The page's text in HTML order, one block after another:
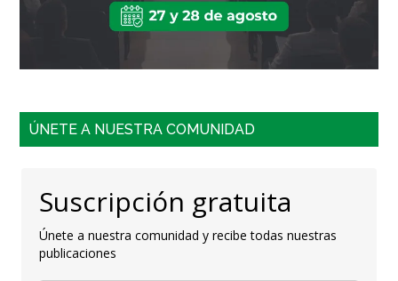
ÚNETE A NUESTRA COMUNIDAD
Suscripción gratuita
Únete a nuestra comunidad y recibe todas nuestras
publicaciones